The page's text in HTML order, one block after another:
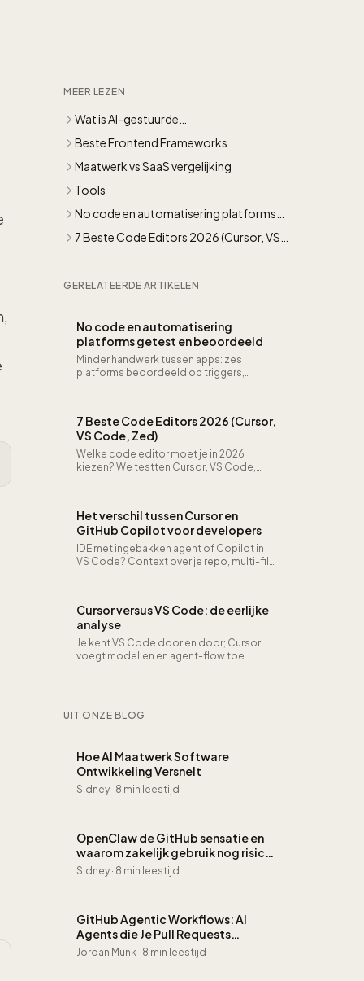
MEER LEZEN
Wat is AI-gestuurde
softwareontwikkeling?
Beste Frontend Frameworks
Maatwerk vs SaaS vergelijking
Tools
No code en automatisering platforms
getest en beoordeeld
7 Beste Code Editors 2026 (Cursor, VS
GERELATEERDE ARTIKELEN
No code en automatisering
platforms getest en beoordeeld
Minder handwerk tussen apps: zes
platforms beoordeeld op triggers,
7 Beste Code Editors 2026 (Cursor,
VS Code, Zed)
Welke code editor moet je in 2026
kiezen? We testten Cursor, VS Code,
Het verschil tussen Cursor en
GitHub Copilot voor developers
IDE met ingebakken agent of Copilot in
VS Code? Context over je repo, multi-file
Cursor versus VS Code: de eerlijke
analyse
Je kent VS Code door en door; Cursor
voegt modellen en agent-flow toe.
UIT ONZE BLOG
Hoe AI Maatwerk Software
Ontwikkeling Versnelt
Sidney · 8 min leestijd
OpenClaw de GitHub sensatie en
waarom zakelijk gebruik nog risico
is
Sidney · 8 min leestijd
GitHub Agentic Workflows: AI
Agents die Je Pull Requests
Reviewen, CI Fixen en Issues Triagen
Jordan Munk · 8 min leestijd